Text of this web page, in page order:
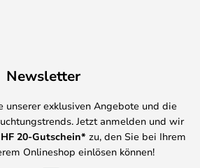
Newsletter
unserer exklusiven Angebote und die
Jetzt anmelden und wir
20-Gutschein* zu, den Sie bei Ihrem
Onlineshop einlösen können!